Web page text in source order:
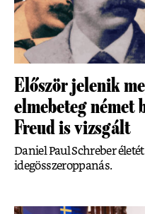
Először jelenik
elmebeteg
Freud is vizsgált
Daniel Paul Schreber
idegösszeroppanás.